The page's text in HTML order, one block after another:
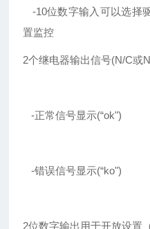
-10位数字输入可以选择
置监控
2个继电器输出信号(N/C或
-正常信号显示(“ok")
-错误信号显示(“ko")
2位数字输出用于开放设置